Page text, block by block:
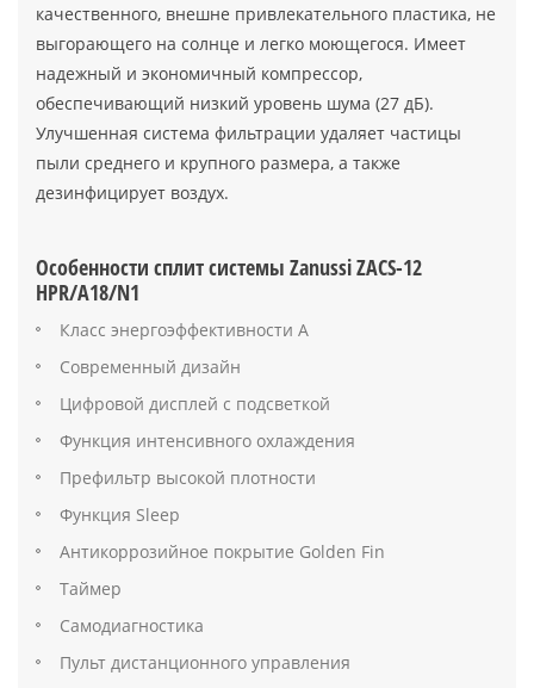
качественного, внешне привлекательного пластика, не
выгорающего на солнце и легко моющегося. Имеет
надежный и экономичный компрессор,
обеспечивающий низкий уровень шума (27 дБ).
Улучшенная система фильтрации удаляет частицы
пыли среднего и крупного размера, а также
дезинфицирует воздух.
Особенности сплит системы Zanussi ZACS-12
HPR/A18/N1
Класс энергоэффективности А
Современный дизайн
Цифровой дисплей с подсветкой
Функция интенсивного охлаждения
Префильтр высокой плотности
Функция Sleep
Антикоррозийное покрытие Golden Fin
Таймер
Самодиагностика
Пульт дистанционного управления